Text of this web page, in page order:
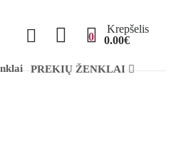
0 0.00€
Krepšelis
PREKIŲ ŽENKLAI